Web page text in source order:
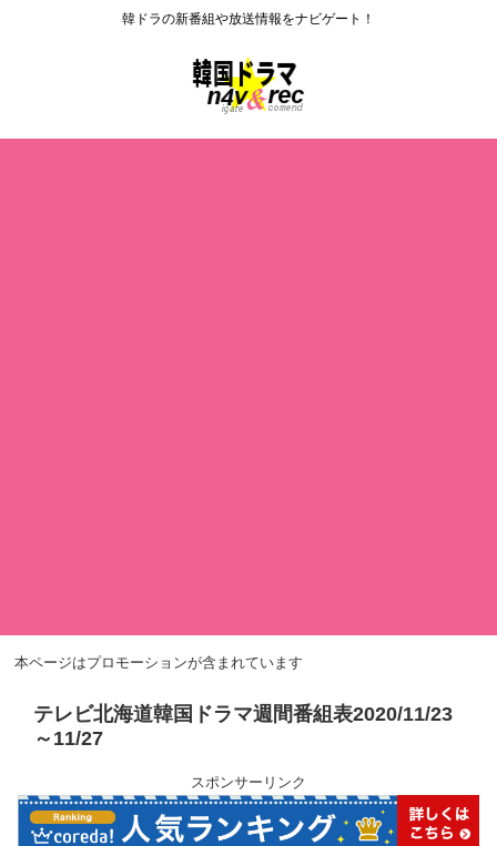
韓ドラの新番組や放送情報をナビゲート！
本ページはプロモーションが含まれています
テレビ北海道韓国ドラマ週間番組表2020/11/23
～11/27
スポンサーリンク